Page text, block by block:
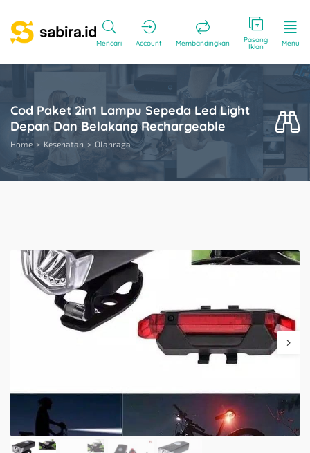
Mencari Account Membandingkan Pasang
Iklan Menu
Cod Paket 2in1 Lampu Sepeda Led Light
Depan Dan Belakang Rechargeable
Home Kesehatan Olahraga